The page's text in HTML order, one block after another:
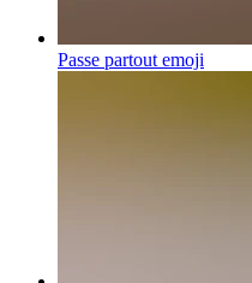
Passe partout emoji